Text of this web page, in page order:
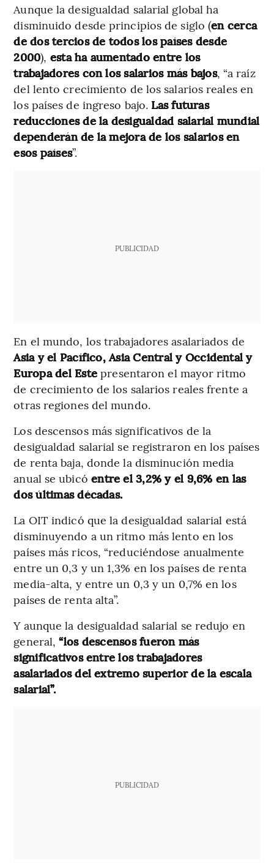
Aunque la desigualdad salarial global ha
disminuido desde principios de siglo (en cerca
de dos tercios de todos los países desde
2000), esta ha aumentado entre los
trabajadores con los salarios más bajos, “a raíz
del lento crecimiento de los salarios reales en
los países de ingreso bajo. Las futuras
reducciones de la desigualdad salarial mundial
dependerán de la mejora de los salarios en
esos países”.
PUBLICIDAD
En el mundo, los trabajadores asalariados de
Asia y el Pacífico, Asia Central y Occidental y
Europa del Estepresentaron el mayor ritmo
de crecimiento de los salarios reales frente a
otras regiones del mundo.
Los descensos más significativos de la
desigualdad salarial se registraron en los países
de renta baja, donde la disminución media
anual se ubicó entre el 3,2% y el 9,6% en las
dos últimas décadas.
La OIT indicó que la desigualdad salarial está
disminuyendo a un ritmo más lento en los
países más ricos, “reduciéndose anualmente
entre un 0,3 y un 1,3% en los países de renta
media-alta, y entre un 0,3 y un 0,7% en los
países de renta alta”.
Y aunque la desigualdad salarial se redujo en
general, “los descensos fueron más
significativos entre los trabajadores
asalariados del extremo superior de la escala
salarial”.
PUBLICIDAD